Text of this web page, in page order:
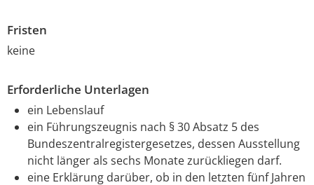
Fristen
keine
Erforderliche Unterlagen
ein Lebenslauf
ein Führungszeugnis nach § 30 Absatz 5 des
Bundeszentralregistergesetzes, dessen Ausstellung
nicht länger als sechs Monate zurückliegen darf.
eine Erklärung darüber, ob in den letzten fünf Jahren